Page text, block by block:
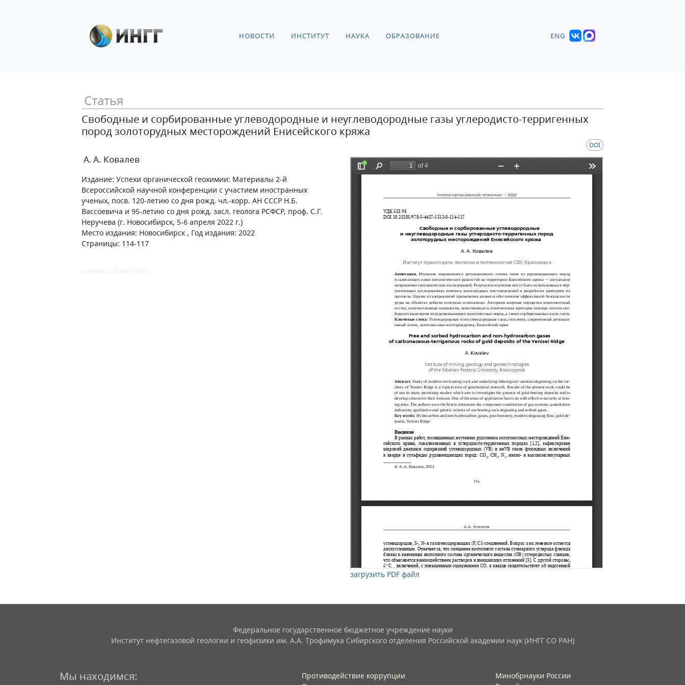
НОВОСТИ ИНСТИТУТ НАУКА ОБРАЗОВАНИЕ ENG
Статья
Свободные и сорбированные углеводородные и неуглеводородные газы углеродисто-терригенных
пород золоторудных месторождений Енисейского кряжа
DOI
А. А. Ковалев
Издание: Успехи органической геохимии: Материалы 2-й
Всероссийской научной конференции с участием иностранных
ученых, посв. 120-летию со дня рожд. чл.-корр. АН СССР Н.Б.
Вассоевича и 95-летию со дня рожд. засл. геолога РСФСР, проф. С.Г.
Неручева (г. Новосибирск, 5-6 апреля 2022 г.)
Место издания: Новосибирск , Год издания: 2022
Страницы: 114-117
загрузить PDF файл
Федеральное государственное бюджетное учреждение науки
Институт нефтегазовой геологии и геофизики им. А.А. Трофимука Сибирского отделения Российской академии наук (ИНГГ СО РАН)
Мы находимся:
Противодействие коррупции
Минобрнауки России